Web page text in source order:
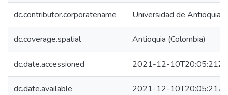
dc.contributor.corporatename Universidad de Antioquia
dc.coverage.spatial Antioquia (Colombia)
dc.date.accessioned 2021-12-10T20:05:21Z
dc.date.available 2021-12-10T20:05:21Z